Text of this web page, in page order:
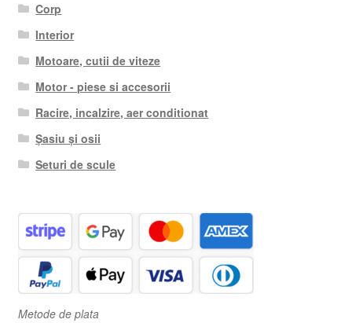
Corp
Interior
Motoare, cutii de viteze
Motor - piese si accesorii
Racire, incalzire, aer conditionat
Șasiu și osii
Seturi de scule
Metode de plata